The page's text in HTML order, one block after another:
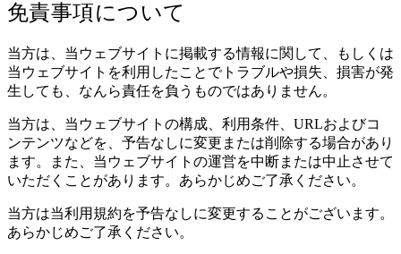
免責事項について
当方は、当ウェブサイトに掲載する情報に関して、もしくは
当ウェブサイトを利用したことでトラブルや損失、損害が発
生しても、なんら責任を負うものではありません。
当方は、当ウェブサイトの構成、利用条件、URLおよびコ
ンテンツなどを、予告なしに変更または削除する場合があり
ます。また、当ウェブサイトの運営を中断または中止させて
いただくことがあります。あらかじめご了承ください。
当方は当利用規約を予告なしに変更することがございます。
あらかじめご了承ください。